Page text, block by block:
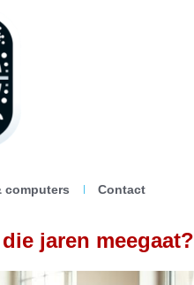
computers Contact
jaren meegaat?